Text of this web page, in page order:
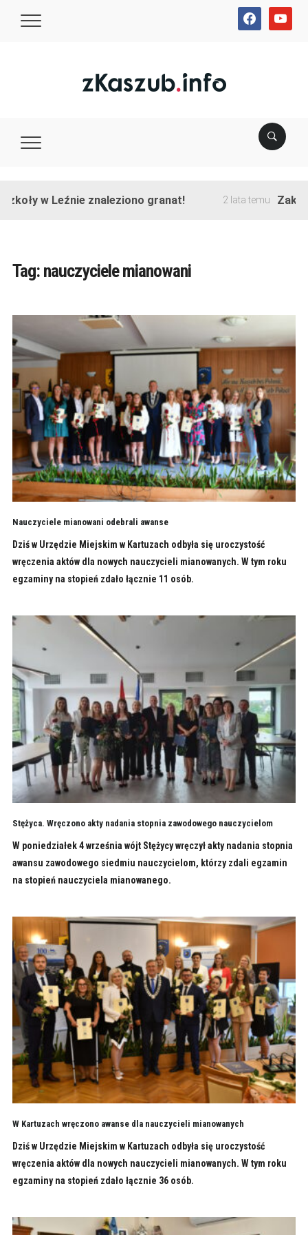
facebookyoutube
w Leźnie znaleziono granat! 2 lata temu
Tag: nauczyciele mianowani
Nauczyciele mianowani odebrali awanse
Dziś w Urzędzie Miejskim w Kartuzach odbyła się uroczystość
wręczenia aktów dla nowych nauczycieli mianowanych. W tym roku
egzaminy na stopień zdało łącznie 11 osób.
Stężyca. Wręczono akty nadania stopnia zawodowego nauczycielom
W poniedziałek 4 września wójt Stężycy wręczył akty nadania stopnia
awansu zawodowego siedmiu nauczycielom, którzy zdali egzamin
na stopień nauczyciela mianowanego.
W Kartuzach wręczono awanse dla nauczycieli mianowanych
Dziś w Urzędzie Miejskim w Kartuzach odbyła się uroczystość
wręczenia aktów dla nowych nauczycieli mianowanych. W tym roku
egzaminy na stopień zdało łącznie 36 osób.